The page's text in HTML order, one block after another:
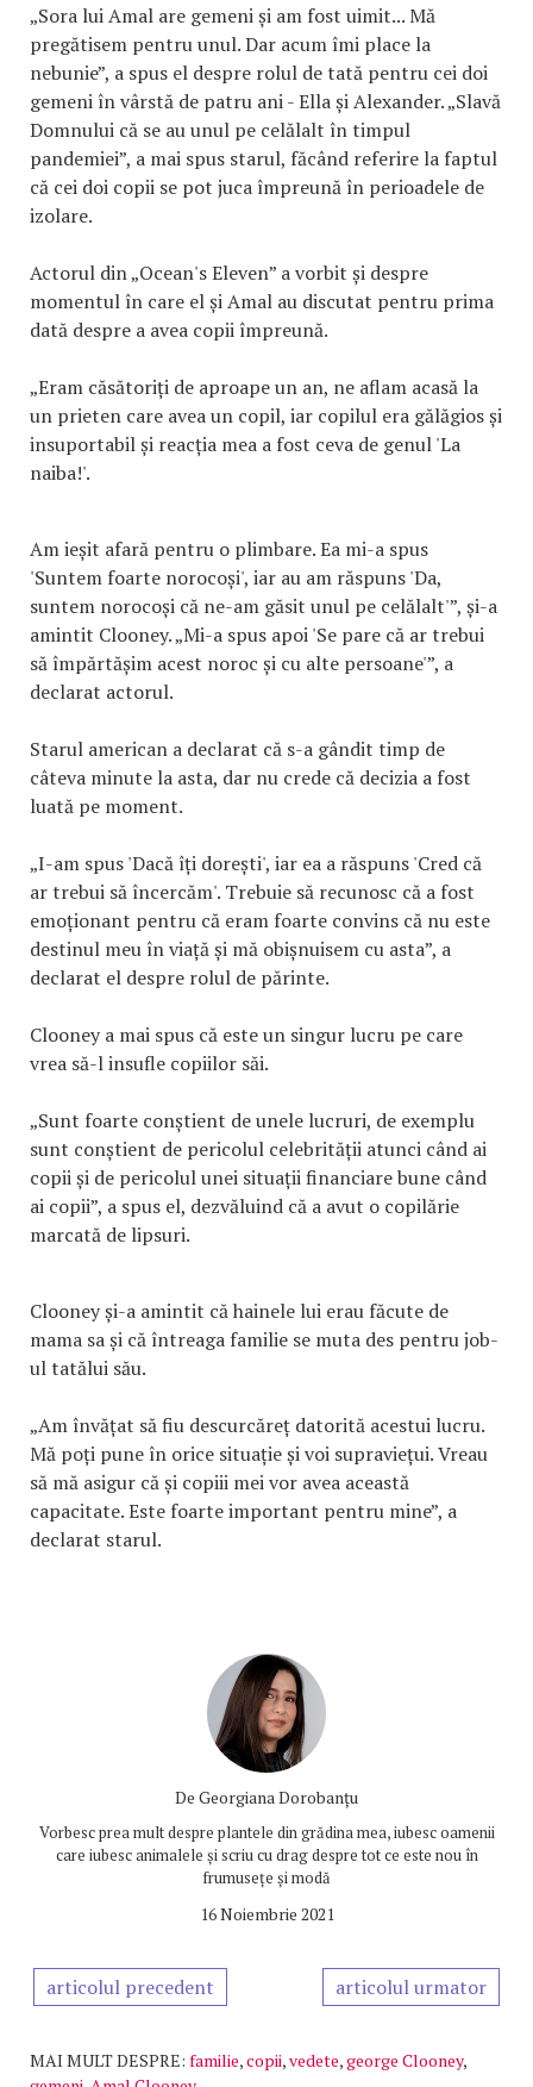
„Sora lui Amal are gemeni și am fost uimit... Mă
pregătisem pentru unul. Dar acum îmi place la
nebunie”, a spus el despre rolul de tată pentru cei doi
gemeni în vârstă de patru ani - Ella și Alexander. „Slavă
Domnului că se au unul pe celălalt în timpul
pandemiei”, a mai spus starul, făcând referire la faptul
că cei doi copii se pot juca împreună în perioadele de
izolare.
Actorul din „Ocean's Eleven” a vorbit și despre
momentul în care el și Amal au discutat pentru prima
dată despre a avea copii împreună.
„Eram căsătoriți de aproape un an, ne aflam acasă la
un prieten care avea un copil, iar copilul era gălăgios și
insuportabil și reacția mea a fost ceva de genul 'La
naiba!'.
Am ieșit afară pentru o plimbare. Ea mi-a spus
'Suntem foarte norocoși', iar au am răspuns 'Da,
suntem norocoși că ne-am găsit unul pe celălalt'”, și-a
amintit Clooney. „Mi-a spus apoi 'Se pare că ar trebui
să împărtășim acest noroc și cu alte persoane'”, a
declarat actorul.
Starul american a declarat că s-a gândit timp de
câteva minute la asta, dar nu crede că decizia a fost
luată pe moment.
„I-am spus 'Dacă îți dorești', iar ea a răspuns 'Cred că
ar trebui să încercăm'. Trebuie să recunosc că a fost
emoționant pentru că eram foarte convins că nu este
destinul meu în viață și mă obișnuisem cu asta”, a
declarat el despre rolul de părinte.
Clooney a mai spus că este un singur lucru pe care
vrea să-l insufle copiilor săi.
„Sunt foarte conștient de unele lucruri, de exemplu
sunt conștient de pericolul celebrității atunci când ai
copii și de pericolul unei situații financiare bune când
ai copii”, a spus el, dezvăluind că a avut o copilărie
marcată de lipsuri.
Clooney și-a amintit că hainele lui erau făcute de
mama sa și că întreaga familie se muta des pentru job-
ul tatălui său.
„Am învățat să fiu descurcăreț datorită acestui lucru.
Mă poți pune în orice situație și voi supraviețui. Vreau
să mă asigur că și copiii mei vor avea această
capacitate. Este foarte important pentru mine”, a
declarat starul.
De Georgiana Dorobanțu
Vorbesc prea mult despre plantele din grădina mea, iubesc oamenii
care iubesc animalele și scriu cu drag despre tot ce este nou în
frumusețe și modă
16 Noiembrie 2021
articolul precedent articolul urmator
MAI MULT DESPRE: familie,copii,vedete,george Clooney,